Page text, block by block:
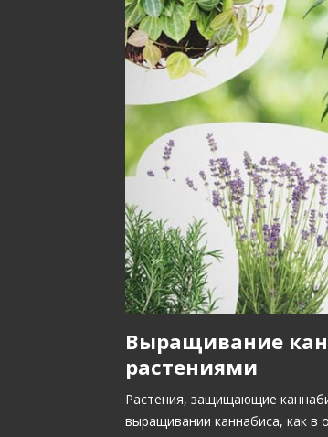
Выращивание
растениями
Растения, защищающие
выращивании каннабиса, как в